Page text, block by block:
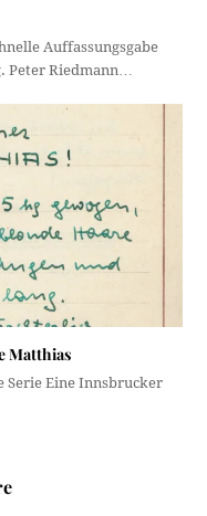
Auffassungsgabe
Peter Riedmann…
Matthias
Serie Eine Innsbrucker